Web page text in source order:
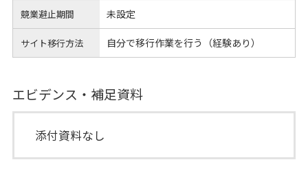
競業避止期間 未設定
サイト移行方法 自分で移行作業を行う（経験あり）
エビデンス・補足資料
添付資料なし